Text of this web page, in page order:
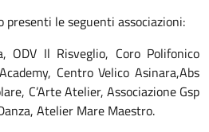
le seguenti associazioni:
Il Risveglio, Coro Polifonico
Centro Velico Asinara,Abs
C’Arte Atelier, Associazione Gsp
Atelier Mare Maestro.